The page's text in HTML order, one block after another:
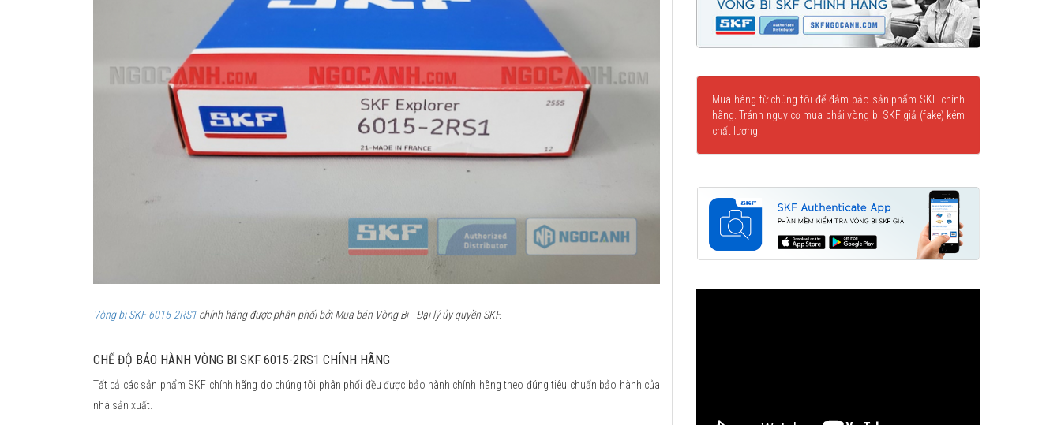
Vòng bi SKF 6015-2RS1 chính hãng được phân phối bởi Mua bán Vòng Bi - Đại lý ủy quyền SKF.
CHẾ ĐỘ BẢO HÀNH VÒNG BI SKF 6015-2RS1 CHÍNH HÃNG
Tất cả các sản phẩm SKF chính hãng do chúng tôi phân phối đều được bảo hành chính hãng theo đúng tiêu chuẩn bảo hành của
nhà sản xuất.
Mua hàng từ chúng tôi để đảm bảo sản phẩm SKF chính
hãng. Tránh nguy cơ mua phải vòng bi SKF giả (fake) kém
chất lượng.